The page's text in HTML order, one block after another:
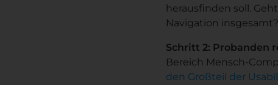
herausfinden soll.
Navigation
Schritt 2: Probanden
Bereich Mensch-
den Großteil der